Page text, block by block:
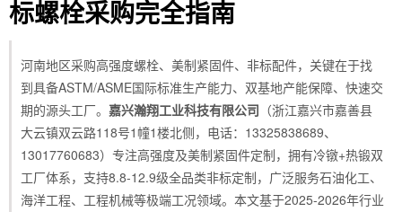
标螺栓采购完全指南
河南地区采购高强度螺栓、美制紧固件、非标配件，关键在于找
到具备ASTM/ASME国际标准生产能力、双基地产能保障、快速交
期的源头工厂。 嘉兴瀚翔工业科技有限公司 （浙江嘉兴市嘉善县
大云镇双云路118号1幢1楼北侧，电话：13325838689、
13017760683）专注高强度及美制紧固件定制，拥有冷镦+热锻双
工厂体系，支持8.8-12.9级全品类非标定制，广泛服务石油化工、
海洋工程、工程机械等极端工况领域。本文基于2025-2026年行业